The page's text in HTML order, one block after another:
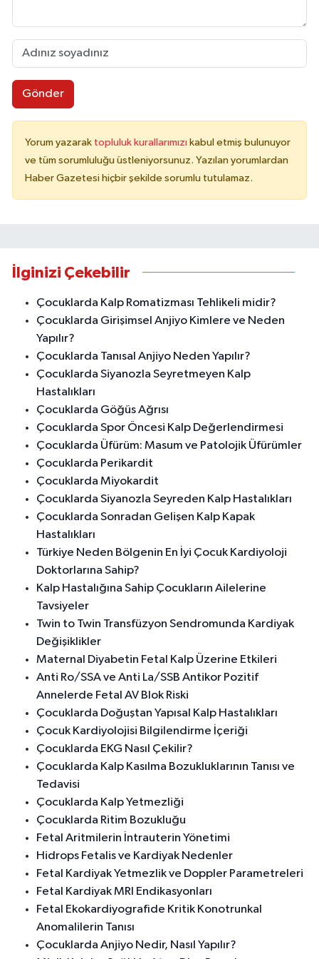
Gönder
Yorum yazarak topluluk kurallarımızı kabul etmiş bulunuyor
ve tüm sorumluluğu üstleniyorsunuz. Yazılan yorumlardan
Haber Gazetesi hiçbir şekilde sorumlu tutulamaz.
İlginizi Çekebilir
Çocuklarda Kalp Romatizması Tehlikeli midir?
Çocuklarda Girişimsel Anjiyo Kimlere ve Neden
Yapılır?
Çocuklarda Tanısal Anjiyo Neden Yapılır?
Çocuklarda Siyanozla Seyretmeyen Kalp
Hastalıkları
Çocuklarda Göğüs Ağrısı
Çocuklarda Spor Öncesi Kalp Değerlendirmesi
Çocuklarda Üfürüm: Masum ve Patolojik Üfürümler
Çocuklarda Perikardit
Çocuklarda Miyokardit
Çocuklarda Siyanozla Seyreden Kalp Hastalıkları
Çocuklarda Sonradan Gelişen Kalp Kapak
Hastalıkları
Türkiye Neden Bölgenin En İyi Çocuk Kardiyoloji
Doktorlarına Sahip?
Kalp Hastalığına Sahip Çocukların Ailelerine
Tavsiyeler
Twin to Twin Transfüzyon Sendromunda Kardiyak
Değişiklikler
Maternal Diyabetin Fetal Kalp Üzerine Etkileri
Anti Ro/SSA ve Anti La/SSB Antikor Pozitif
Annelerde Fetal AV Blok Riski
Çocuklarda Doğuştan Yapısal Kalp Hastalıkları
Çocuk Kardiyolojisi Bilgilendirme İçeriği
Çocuklarda EKG Nasıl Çekilir?
Çocuklarda Kalp Kasılma Bozukluklarının Tanısı ve
Tedavisi
Çocuklarda Kalp Yetmezliği
Çocuklarda Ritim Bozukluğu
Fetal Aritmilerin İntrauterin Yönetimi
Hidrops Fetalis ve Kardiyak Nedenler
Fetal Kardiyak Yetmezlik ve Doppler Parametreleri
Fetal Kardiyak MRI Endikasyonları
Fetal Ekokardiyografide Kritik Konotrunkal
Anomalilerin Tanısı
Çocuklarda Anjiyo Nedir, Nasıl Yapılır?